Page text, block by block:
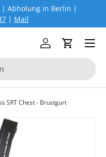
| Abholung in Berlin |
| Mail
Einloggen
Menü
SRT Chest - Brustgurt